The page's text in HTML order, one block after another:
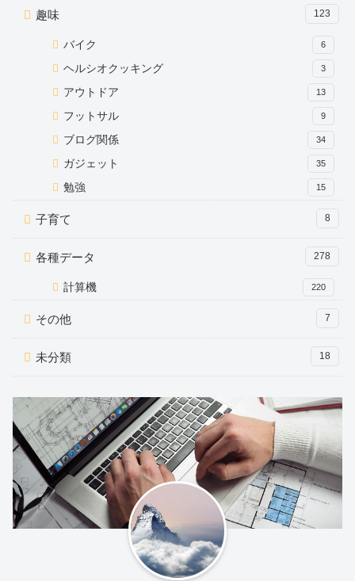
趣味 123
バイク 6
ヘルシオクッキング 3
アウトドア 13
フットサル 9
ブログ関係 34
ガジェット 35
勉強 15
子育て 8
各種データ 278
計算機 220
その他 7
未分類 18